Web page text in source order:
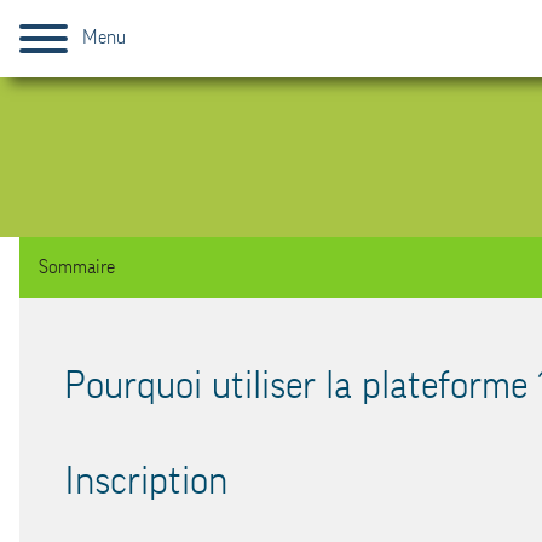
Menu
Sommaire
Pourquoi utiliser la plateforme
Inscription